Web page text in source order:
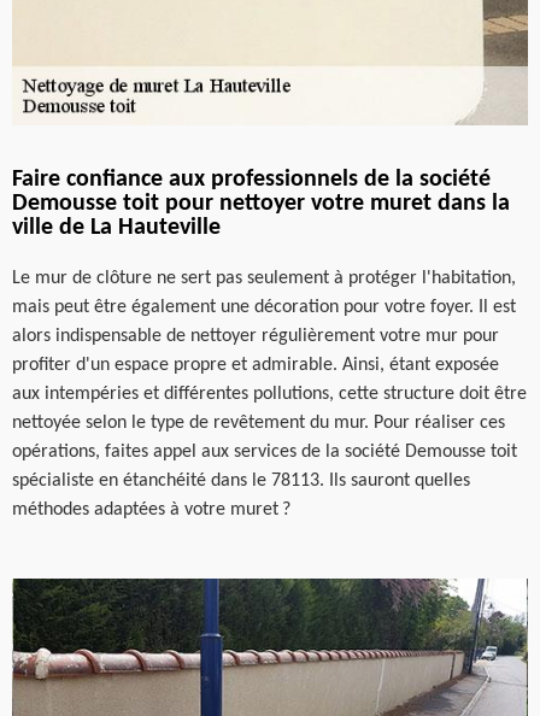
Faire confiance aux professionnels de la société
Demousse toit pour nettoyer votre muret dans la
ville de La Hauteville
Le mur de clôture ne sert pas seulement à protéger l'habitation,
mais peut être également une décoration pour votre foyer. Il est
alors indispensable de nettoyer régulièrement votre mur pour
profiter d'un espace propre et admirable. Ainsi, étant exposée
aux intempéries et différentes pollutions, cette structure doit être
nettoyée selon le type de revêtement du mur. Pour réaliser ces
opérations, faites appel aux services de la société Demousse toit
spécialiste en étanchéité dans le 78113. Ils sauront quelles
méthodes adaptées à votre muret ?